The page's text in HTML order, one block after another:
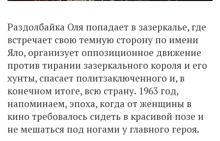
Раздолбайка Оля попадает в зазеркалье, где
встречает свою темную сторону по имени
Яло, организует оппозиционное движение
против тирании зазеркального короля и его
хунты, спасает политзаключенного и, в
конечном итоге, всю страну. 1963 год,
напоминаем, эпоха, когда от женщины в
кино требовалось сидеть в красивой позе и
не мешаться под ногами у главного героя.